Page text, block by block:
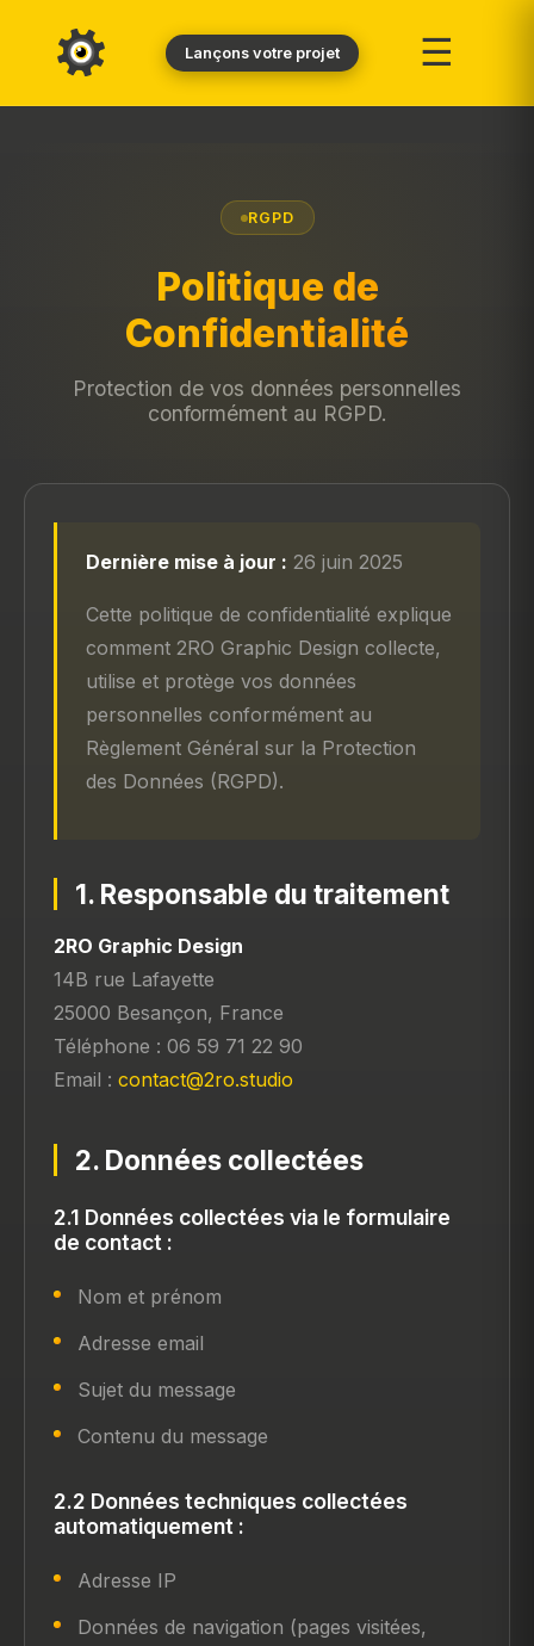
Lançons votre projet ☰
RGPD
Politique de
Confidentialité
Protection de vos données personnelles
conformément au RGPD.
Dernière mise à jour : 26 juin 2025
Cette politique de confidentialité explique
comment 2RO Graphic Design collecte,
utilise et protège vos données
personnelles conformément au
Règlement Général sur la Protection
des Données (RGPD).
1. Responsable du traitement
2RO Graphic Design
14B rue Lafayette
25000 Besançon, France
Téléphone : 06 59 71 22 90
Email : contact@2ro.studio
2. Données collectées
2.1 Données collectées via le formulaire
de contact :
Nom et prénom
Adresse email
Sujet du message
Contenu du message
2.2 Données techniques collectées
automatiquement :
Adresse IP
Données de navigation (pages visitées,